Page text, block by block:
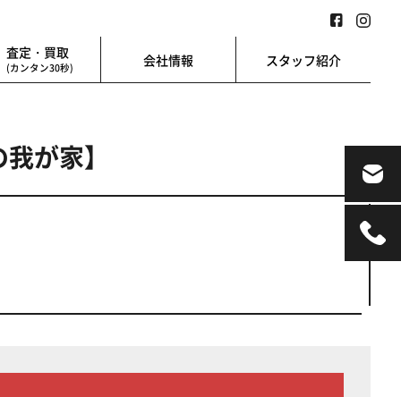
査定・買取
(カンタン30秒) 会社情報 スタッフ紹介
我が家】